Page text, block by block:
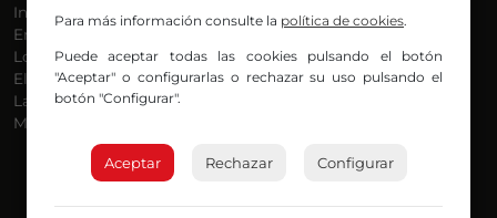
Informativos
En Ruta
Locos por la Música
El Supermadrugador
La Mañana de Radio Nervión
Más Madrugada
Eva Argote
Endika
Iker
Iñigo
Joseba
Mar y Cielo
Para más información consulte la política de cookies.
Puede aceptar todas las cookies pulsando el botón
"Aceptar" o configurarlas o rechazar su uso pulsando el
botón "Configurar".
Aceptar Rechazar Configurar